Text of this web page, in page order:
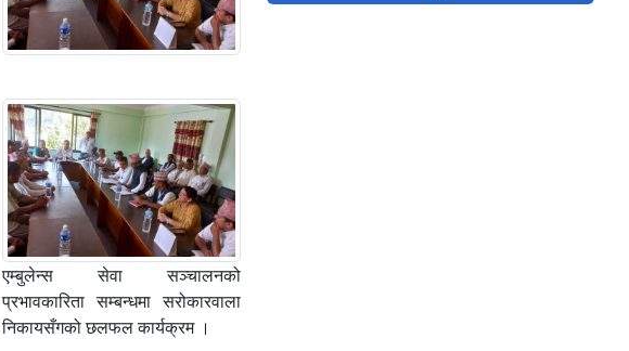
एम्बुलेन्स सेवा सञ्चालनको
प्रभावकारिता सम्बन्धमा सरोकारवाला
निकायसँगको छलफल कार्यक्रम ।